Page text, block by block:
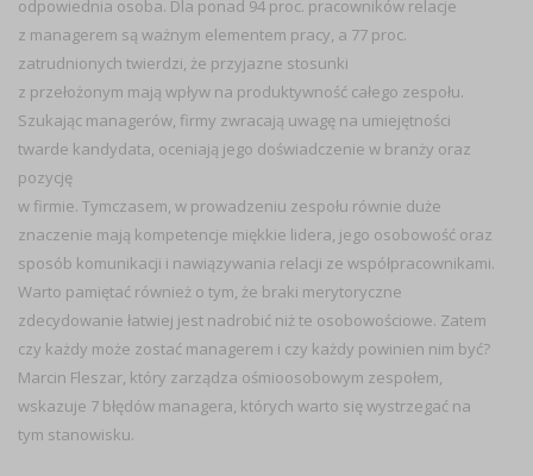
odpowiednia osoba. Dla ponad 94 proc. pracowników relacje
z managerem są ważnym elementem pracy, a 77 proc.
zatrudnionych twierdzi, że przyjazne stosunki
z przełożonym mają wpływ na produktywność całego zespołu.
Szukając managerów, firmy zwracają uwagę na umiejętności
twarde kandydata, oceniają jego doświadczenie w branży oraz
pozycję
w firmie. Tymczasem, w prowadzeniu zespołu równie duże
znaczenie mają kompetencje miękkie lidera, jego osobowość oraz
sposób komunikacji i nawiązywania relacji ze współpracownikami.
Warto pamiętać również o tym, że braki merytoryczne
zdecydowanie łatwiej jest nadrobić niż te osobowościowe. Zatem
czy każdy może zostać managerem i czy każdy powinien nim być?
Marcin Fleszar, który zarządza ośmioosobowym zespołem,
wskazuje 7 błędów managera, których warto się wystrzegać na
tym stanowisku.